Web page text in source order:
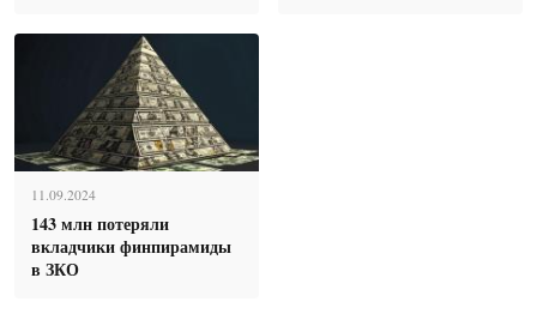
11.09.2024
143 млн потеряли
вкладчики финпирамиды
в ЗКО